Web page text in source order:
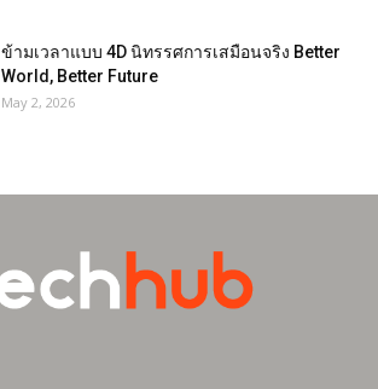
ข้ามเวลาแบบ 4D นิทรรศการเสมือนจริง Better
World, Better Future
May 2, 2026